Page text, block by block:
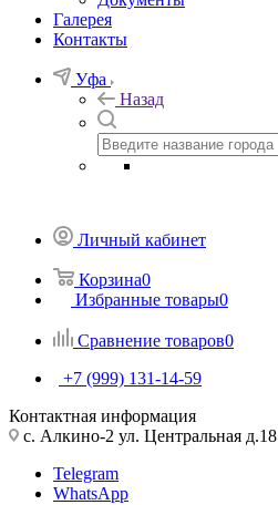
Галерея
Контакты
Уфа
Назад
Личный кабинет
Корзина0
Избранные товары0
Сравнение товаров0
+7 (999) 131-14-59
Контактная информация
с. Алкино-2 ул. Центральная д.18
Telegram
WhatsApp